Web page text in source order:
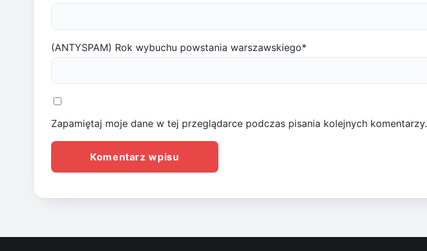
(ANTYSPAM) Rok wybuchu powstania warszawskiego*
Zapamiętaj moje dane w tej przeglądarce podczas pisania kolejnych komentarzy.